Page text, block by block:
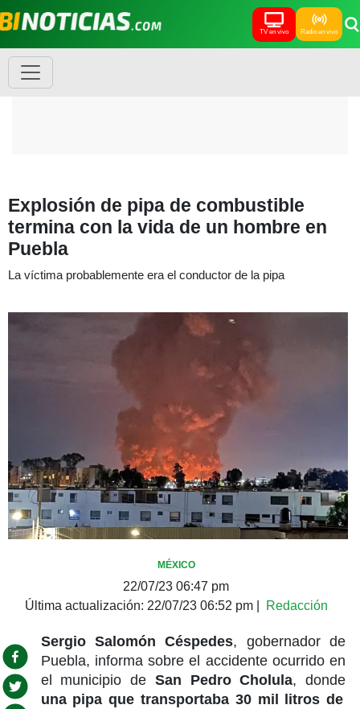
TV en vivo Radio en vivo
Explosión de pipa de combustible
termina con la vida de un hombre en
Puebla
La víctima probablemente era el conductor de la pipa
MÉXICO
22/07/23 06:47 pm
Última actualización: 22/07/23 06:52 pm| Redacción
Sergio Salomón Céspedes, gobernador de
Puebla, informa sobre el accidente ocurrido en
el municipio de San Pedro Cholula, donde
una pipa que transportaba 30 mil litros de